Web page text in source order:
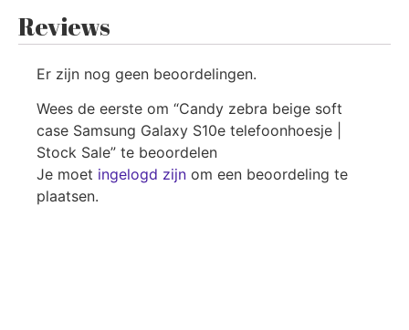
Reviews
Er zijn nog geen beoordelingen.
Wees de eerste om “Candy zebra beige soft
case Samsung Galaxy S10e telefoonhoesje |
Stock Sale” te beoordelen
Je moet ingelogd zijn om een beoordeling te
plaatsen.